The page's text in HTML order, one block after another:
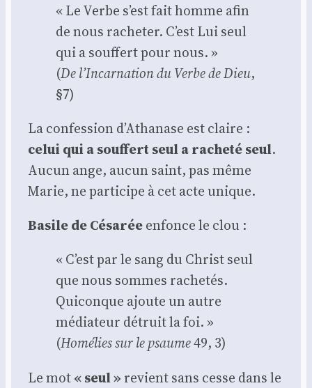
« Le Verbe s’est fait homme afin
de nous rache­ter. C’est Lui seul
qui a souf­fert pour nous. »
(De l’Incarnation du Verbe de Dieu,
§7)
La confes­sion d’Athanase est claire :
celui qui a souf­fert seul a rache­té seul.
Aucun ange, aucun saint, pas même
Marie, ne par­ti­cipe à cet acte unique.
Basile de Césa­réeenfonce le clou :
« C’est par le sang du Christ seul
que nous sommes rache­tés.
Qui­conque ajoute un autre
média­teur détruit la foi. »
(Homé­lies sur le psaume49, 3)
Le mot« seul » revient sans cesse dans le